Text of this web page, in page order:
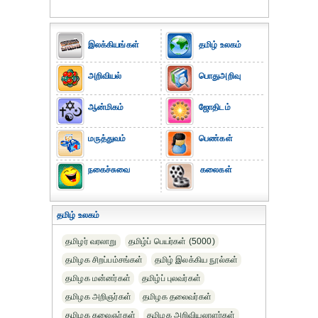
இலக்கியங்கள்
அறிவியல்
ஆன்மிகம்
மருத்துவம்
நகைச்சுவை
தமிழ் உலகம்
பொதுஅறிவு
ஜோதிடம்
பெண்கள்
கலைகள்
தமிழ் உலகம்
தமிழர் வரலாறு
தமிழ்ப் பெயர்கள் (5000)
தமிழக சிறப்பம்சங்கள்
தமிழ் இலக்கிய நூல்கள்
தமிழக மன்னர்கள்
தமிழ்ப் புலவர்கள்
தமிழக அறிஞர்கள்
தமிழக தலைவர்கள்
தமிழக கலைஞர்கள்
தமிழக அறிவியலாளர்கள்‎